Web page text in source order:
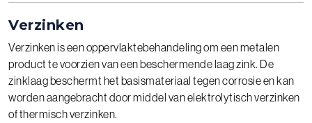
Verzinken
Verzinken is een oppervlaktebehandeling om een metalen
product te voorzien van een beschermende laag zink. De
zinklaag beschermt het basismateriaal tegen corrosie en kan
worden aangebracht door middel van elektrolytisch verzinken
of thermisch verzinken.